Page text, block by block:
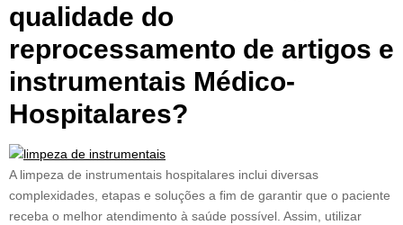
qualidade do
reprocessamento de artigos e
instrumentais Médico-
Hospitalares?
A limpeza de instrumentais hospitalares inclui diversas
complexidades, etapas e soluções a fim de garantir que o paciente
receba o melhor atendimento à saúde possível. Assim, utilizar